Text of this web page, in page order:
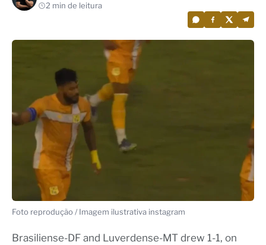
2 min de leitura
Foto reprodução / Imagem ilustrativa instagram
Brasiliense-DF and Luverdense-MT drew 1-1, on